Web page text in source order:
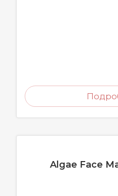
Algae Face